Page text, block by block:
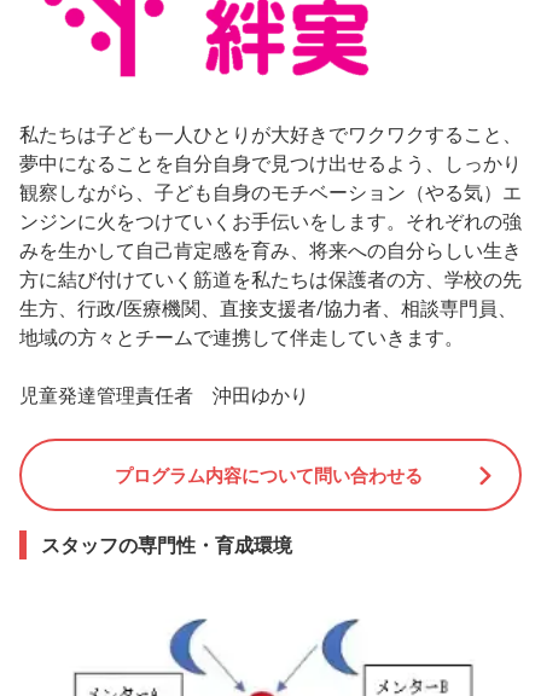
私たちは子ども一人ひとりが大好きでワクワクすること、
夢中になることを自分自身で見つけ出せるよう、しっかり
観察しながら、子ども自身のモチベーション（やる気）エ
ンジンに火をつけていくお手伝いをします。それぞれの強
みを生かして自己肯定感を育み、将来への自分らしい生き
方に結び付けていく筋道を私たちは保護者の方、学校の先
生方、行政/医療機関、直接支援者/協力者、相談専門員、
地域の方々とチームで連携して伴走していきます。
児童発達管理責任者 沖田ゆかり
プログラム内容について問い合わせる
スタッフの専門性・育成環境